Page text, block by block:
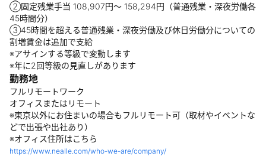
②固定残業手当 108,907円〜 158,294円（普通残業・深夜労働各
45時間分）
③45時間を超える普通残業・深夜労働及び休日労働分についての
割増賃金は追加で支給
※アサインする等級で変動します
※年に2回等級の見直しがあります
勤務地
フルリモートワーク
オフィスまたはリモート
※東京以外にお住まいの場合もフルリモート可（取材やイベントな
どで出張や出社あり）
※オフィス住所はこちら
https://www.nealle.com/who-we-are/company/